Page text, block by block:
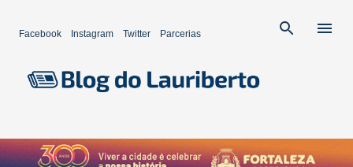
Facebook Instagram Twitter Parcerias